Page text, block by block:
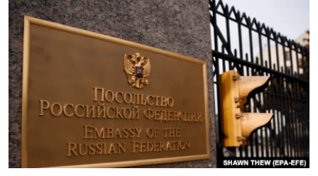
ВСЕ ЗА ДЕНЬ
СПЕЦПРОЕКТИ
СВІДЧЕННЯ ОКУПАЦІЇ
УКРАЇНСЬКА ПРОБЛЕМА КРИМУ
ІНФОГРАФІКА
ЯК ОБІЙТИ БЛОКУВАННЯ
Русский
Qırımtatar
ДОЛУЧАЙСЯ!